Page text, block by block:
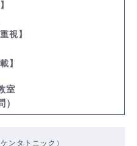
視】
】
室
ンタトニック）